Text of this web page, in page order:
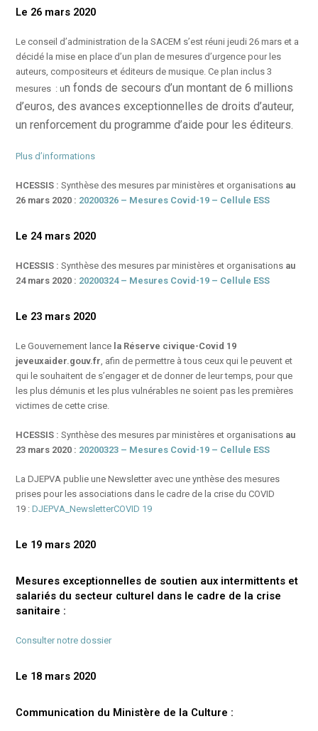
Le 26 mars 2020
Le conseil d’administration de la SACEM s’est réuni jeudi 26 mars et a
décidé la mise en place d’un plan de mesures d’urgence pour les
auteurs, compositeurs et éditeurs de musique. Ce plan inclus 3
mesures : un fonds de secours d’un montant de 6 millions
d’euros, des avances exceptionnelles de droits d’auteur,
un renforcement du programme d’aide pour les éditeurs.
Plus d’informations
HCESSIS : Synthèse des mesures par ministères et organisations au
26 mars 2020 : 20200326 – Mesures Covid-19 – Cellule ESS
Le 24 mars 2020
HCESSIS : Synthèse des mesures par ministères et organisations au
24 mars 2020 : 20200324 – Mesures Covid-19 – Cellule ESS
Le 23 mars 2020
Le Gouvernement lance la Réserve civique-Covid 19
jeveuxaider.gouv.fr, afin de permettre à tous ceux qui le peuvent et
qui le souhaitent de s’engager et de donner de leur temps, pour que
les plus démunis et les plus vulnérables ne soient pas les premières
victimes de cette crise.
HCESSIS : Synthèse des mesures par ministères et organisations au
23 mars 2020 : 20200323 – Mesures Covid-19 – Cellule ESS
La DJEPVA publie une Newsletter avec une ynthèse des mesures
prises pour les associations dans le cadre de la crise du COVID
19 :DJEPVA_NewsletterCOVID 19
Le 19 mars 2020
Mesures exceptionnelles de soutien aux intermittents et
salariés du secteur culturel dans le cadre de la crise
sanitaire :
Consulter notre dossier
Le 18 mars 2020
Communication du Ministère de la Culture :